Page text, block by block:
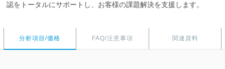
認をトータルにサポートし、お客様の課題解決を支援します。
分析項目/価格 FAQ/注意事項 関連資料